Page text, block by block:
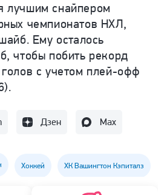
лучшим снайпером
чемпионатов НХЛ,
Ему осталось
чтобы побить рекорд
с учетом плей-офф
Дзен Max
Хоккей ХК Вашингтон Кэпиталз